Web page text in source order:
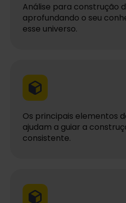
Análise para construção
aprofundando o seu
esse universo.
Os principais elementos
ajudam a guiar a
consistente.